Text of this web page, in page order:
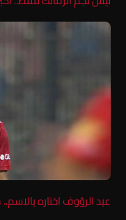
عبد الرؤوف اختاره